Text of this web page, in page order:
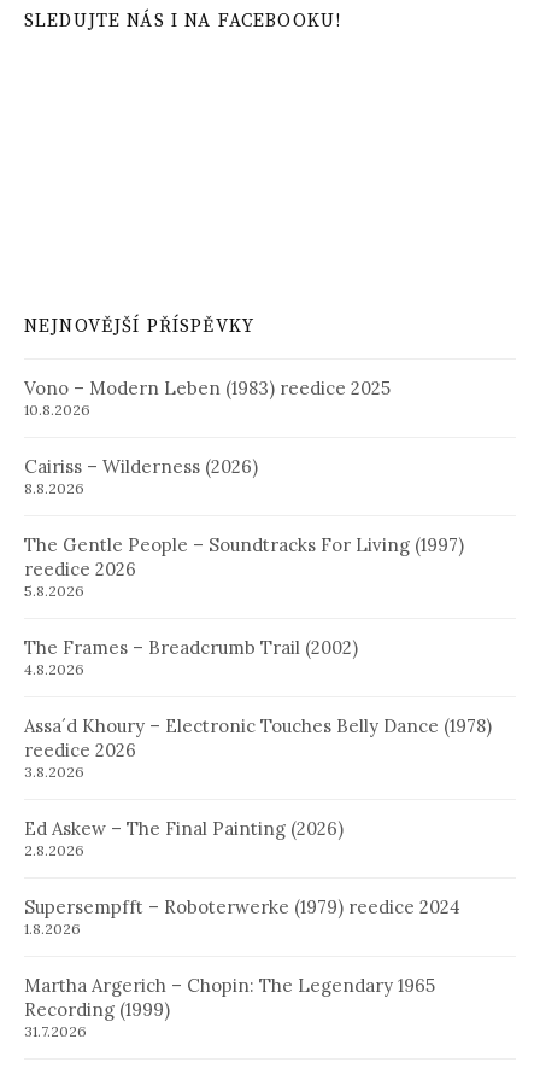
SLEDUJTE NÁS I NA FACEBOOKU!
NEJNOVĚJŠÍ PŘÍSPĚVKY
Vono – Modern Leben (1983) reedice 2025
10.8.2026
Cairiss – Wilderness (2026)
8.8.2026
The Gentle People – Soundtracks For Living (1997)
reedice 2026
5.8.2026
The Frames – Breadcrumb Trail (2002)
4.8.2026
Assa´d Khoury – Electronic Touches Belly Dance (1978)
reedice 2026
3.8.2026
Ed Askew – The Final Painting (2026)
2.8.2026
Supersempfft – Roboterwerke (1979) reedice 2024
1.8.2026
Martha Argerich – Chopin: The Legendary 1965
Recording (1999)
31.7.2026